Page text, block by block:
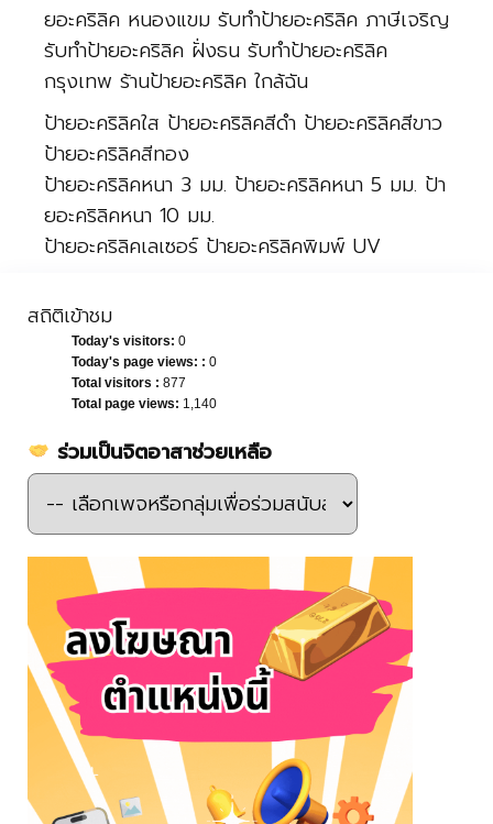
ยอะคริลิค หนองแขม รับทำป้ายอะคริลิค ภาษีเจริญ
รับทำป้ายอะคริลิค ฝั่งธน รับทำป้ายอะคริลิค
กรุงเทพ ร้านป้ายอะคริลิค ใกล้ฉัน
ป้ายอะคริลิคใส ป้ายอะคริลิคสีดำ ป้ายอะคริลิคสีขาว
ป้ายอะคริลิคสีทอง
ป้ายอะคริลิคหนา 3 มม. ป้ายอะคริลิคหนา 5 มม. ป้า
ยอะคริลิคหนา 10 มม.
ป้ายอะคริลิคเลเซอร์ ป้ายอะคริลิคพิมพ์ UV
สถิติเข้าชม
Today's visitors: 0
Today's page views: : 0
Total visitors : 877
Total page views: 1,140
ร่วมเป็นจิตอาสาช่วยเหลือ